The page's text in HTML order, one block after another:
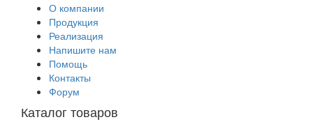
О компании
Продукция
Реализация
Напишите нам
Помощь
Контакты
Форум
Каталог товаров